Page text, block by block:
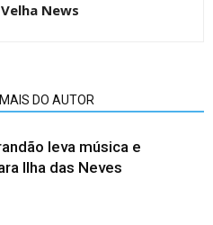
News
MAIS DO AUTOR
leva música e
Ilha das Neves